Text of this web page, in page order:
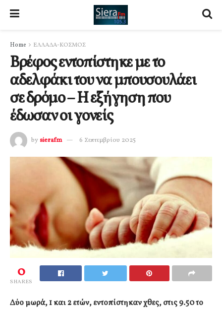
Home ΕΛΛΑΔΑ-ΚΟΣΜΟΣ
Βρέφος εντοπίστηκε με το
αδελφάκι του να μπουσουλάει
σε δρόμο – Η εξήγηση που
έδωσαν οι γονείς
by sierafm 6 Σεπτεμβρίου 2025
0
SHARES
Δύο μωρά, 1 και 2 ετών, εντοπίστηκαν χθες, στις 9.50 το